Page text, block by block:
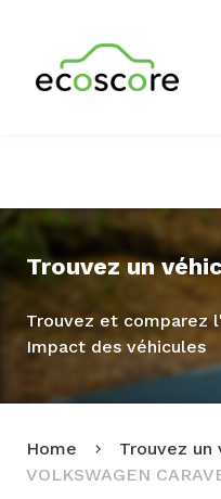
Trouvez un
Trouvez et comparez
Impact des véhicules
Home
Trouvez un
VOLKSWAGEN